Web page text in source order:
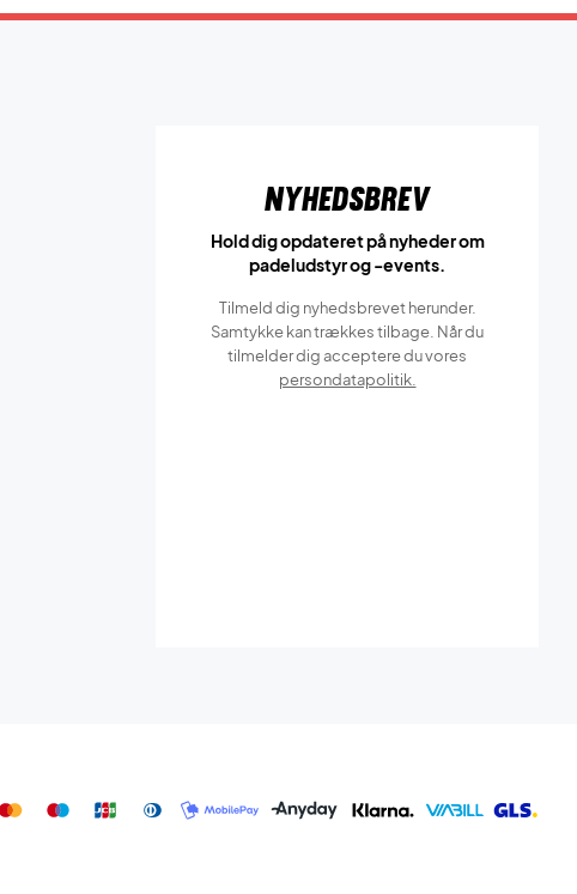
Nyhedsbrev
Hold dig opdateret på nyheder om
padeludstyr og -events.
Tilmeld dig nyhedsbrevet herunder.
Samtykke kan trækkes tilbage. Når du
tilmelder dig acceptere du vores
persondatapolitik.